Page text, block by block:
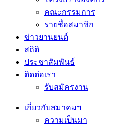
คณะกรรมการ
รายชื่อสมาชิก
ข่าวยานยนต์
สถิติ
ประชาสัมพันธ์
ติดต่อเรา
รับสมัครงาน
เกี่ยวกับสมาคมฯ
ความเป็นมา